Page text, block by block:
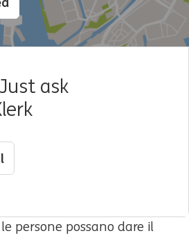
ask
persone possano dare il